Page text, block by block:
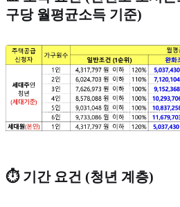
구당 월평균소득 기준)
⏱️ 기간 요건 (청년 계층)